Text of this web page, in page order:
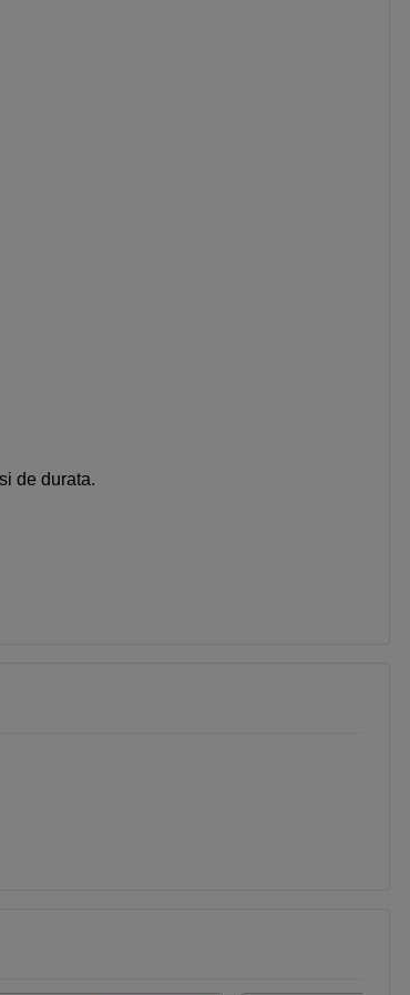
de durata.